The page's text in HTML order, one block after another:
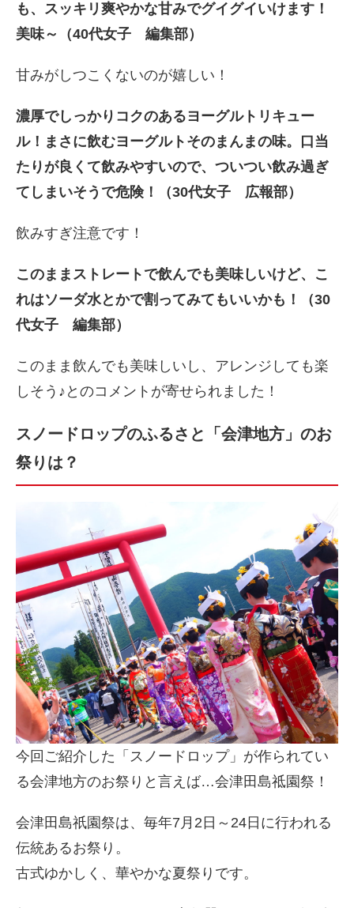
も、スッキリ爽やかな甘みでグイグイいけます！
美味～（40代女子 編集部）
甘みがしつこくないのが嬉しい！
濃厚でしっかりコクのあるヨーグルトリキュー
ル！まさに飲むヨーグルトそのまんまの味。口当
たりが良くて飲みやすいので、ついつい飲み過ぎ
てしまいそうで危険！（30代女子 広報部）
飲みすぎ注意です！
このままストレートで飲んでも美味しいけど、こ
れはソーダ水とかで割ってみてもいいかも！（30
代女子 編集部）
このまま飲んでも美味しいし、アレンジしても楽
しそう♪とのコメントが寄せられました！
スノードロップのふるさと「会津地方」のお
祭りは？
今回ご紹介した「スノードロップ」が作られてい
る会津地方のお祭りと言えば…会津田島祗園祭！
会津田島祇園祭は、毎年7月2日～24日に行われる
伝統あるお祭り。
古式ゆかしく、華やかな夏祭りです。